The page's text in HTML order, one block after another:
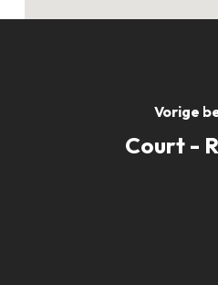
Vorige
Court -